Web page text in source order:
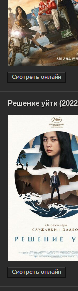
Решение уйти